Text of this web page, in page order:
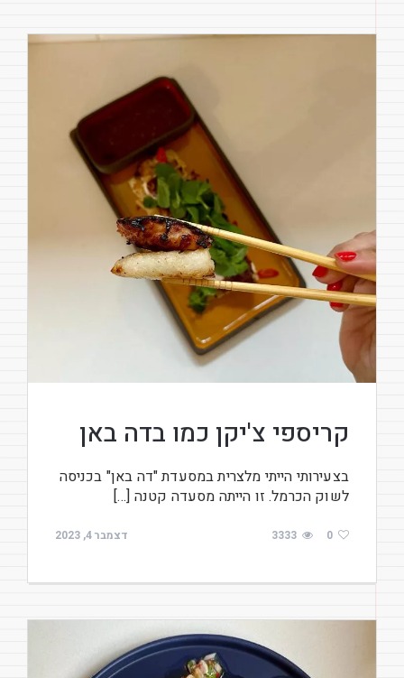
קריספי צ'יקן כמו בדה באן
בצעירותי הייתי מלצרית במסעדת "דה באן" בכניסה
לשוק הכרמל. זו הייתה מסעדה קטנה […]
דצמבר 4, 2023 3333 0